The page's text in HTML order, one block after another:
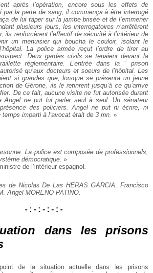
après l’opération, encore sous les effets de
par la perte de sang, il commença à être interrogé
de lui taper sur la jambe brisée et de l’emmener
plusieurs jours, les interrogatoires n’arrêtèrent
ils renforcèrent l’effectif de sécurité à l’intérieur de
un menuisier qui boucha le couloir, isolant le
La police armée reçut l’ordre de tirer au
Deux gardes civils se tenaient devant la
réglementaire. L’entrée dans la “ prison
qu’aux docteurs et soeurs de l’hôpital. Les
si grandes que, lorsque se présenta un jeune
de Gérone, ils le retinrent jusqu’à ce qu’arrive
De ce fait, aucune visite ne fut autorisée durant
Angel ne put lui parler seul à seul. Un sénateur
des policiers. Angel ne put ni écrire, ni
imparti à l’avocat était de 3 mn. »
La police est composée de professionnels,
démocratique. »
de l’intérieur espagnol.
de Nicolas De Las HERAS GARCIA,
Francisco
Angel MORENO-PATINO.
- : - : - : - : -
dans les prisons
de la situation actuelle dans les prisons